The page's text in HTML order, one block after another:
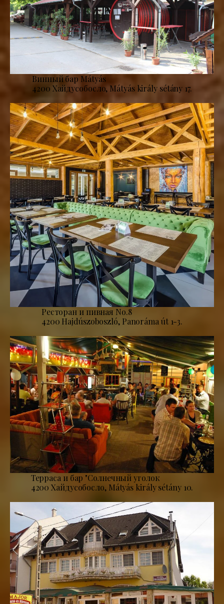
Винный бар Mátyás
4200 Хайдусобосло, Mátyás király sétány 17.
Ресторан и пивная No.8
4200 Hajdúszoboszló, Panoráma út 1-3.
Терраса и бар "Солнечный уголок
4200 Хайдусобосло, Mátyás király sétány 10.